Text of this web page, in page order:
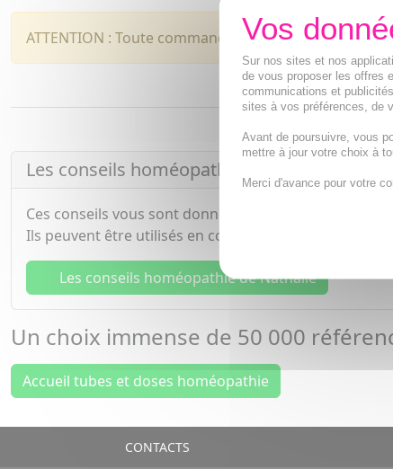
ATTENTION : Toute commande comprenant de
Les conseils homéopathie de Nathalie
Ces conseils vous sont donnés à titre indicatif
Ils peuvent être utilisés en complément de votre
Les conseils homéopathie de Nathalie
Un choix immense de 50 000
Accueil tubes et doses homéopathie
CONTACTS
Sur nos sites et nos
de vous proposer les offres
communications et
sites à vos préférences, de
Avant de poursuivre, vous
mettre à jour votre choix à
Merci d'avance pour votre